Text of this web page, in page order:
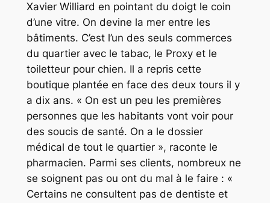
Xavier Williard en pointant du doigt le coin
d’une vitre. On devine la mer entre les
bâtiments. C’est l’un des seuls commerces
du quartier avec le tabac, le Proxy et le
toiletteur pour chien. Il a repris cette
boutique plantée en face des deux tours il y
a dix ans. « On est un peu les premières
personnes que les habitants vont voir pour
des soucis de santé. On a le dossier
médical de tout le quartier », raconte le
pharmacien. Parmi ses clients, nombreux ne
se soignent pas ou ont du mal à le faire : «
Certains ne consultent pas de dentiste et